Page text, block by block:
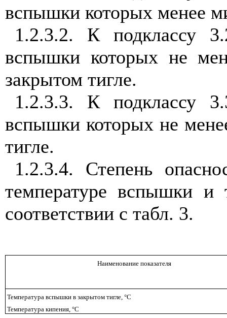
вспышки которых менее
1.2.3.2. К подклассу
вспышки которых не
закрытом тигле.
1.2.3.3. К подклассу
вспышки которых не
тигле.
1.2.3.4. Степень
температуре вспышки и
соответствии с табл. 3.
Наименование показателя
Температура вспышки в закрытом тигле, °С
Температура кипения, °С